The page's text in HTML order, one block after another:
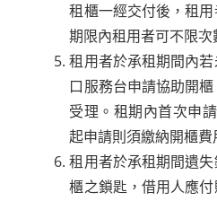
租櫃一經交付後，租
期限內租用者可不限
租用者於承租期間內
口服務台申請協助開
受理。租期內首次申
起申請則須繳納開櫃費
租用者於承租期間遺
櫃之鎖匙，借用人應